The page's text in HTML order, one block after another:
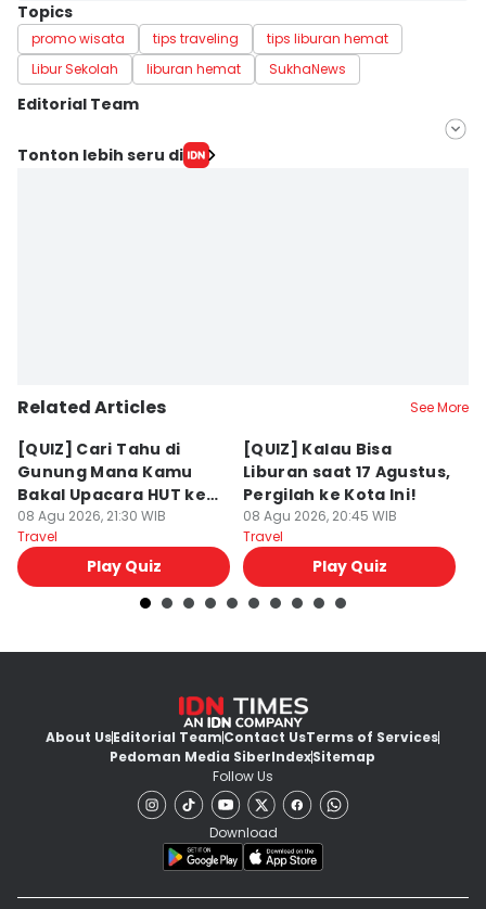
Topics
promo wisata tips traveling
tips liburan hemat
Libur Sekolah
liburan hemat SukhaNews
Editorial Team
Editor
Tonton lebih seru di
Related Articles See More
[QUIZ] Cari Tahu di
Gunung Mana Kamu
Bakal Upacara HUT ke-
81 RI!
08 Agu 2026, 21:30 WIB
Travel
Play Quiz
[QUIZ] Kalau Bisa
Liburan saat 17 Agustus,
Pergilah ke Kota Ini!
08 Agu 2026, 20:45 WIB
Travel
Play Quiz
About UsEditorial TeamContact UsTerms of Services
Pedoman Media SiberIndexSitemap
Follow Us
Download